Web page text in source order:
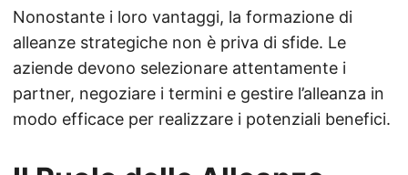
Nonostante i loro vantaggi, la formazione di
alleanze strategiche non è priva di sfide. Le
aziende devono selezionare attentamente i
partner, negoziare i termini e gestire l’alleanza in
modo efficace per realizzare i potenziali benefici.